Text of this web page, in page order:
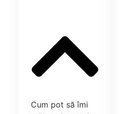
Cum pot să îmi